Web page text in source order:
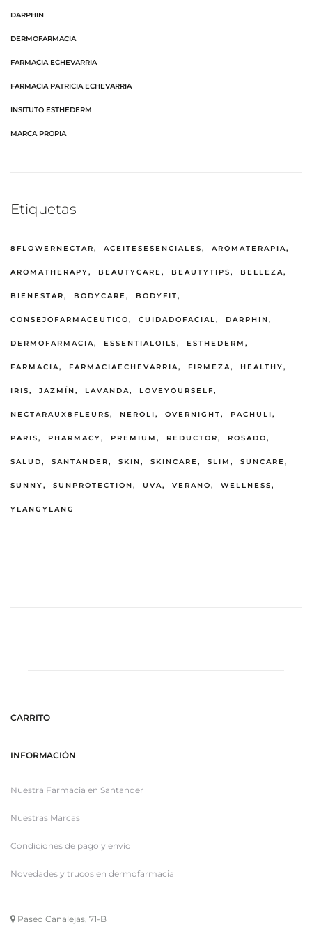
DARPHIN
DERMOFARMACIA
FARMACIA ECHEVARRIA
FARMACIA PATRICIA ECHEVARRIA
INSITUTO ESTHEDERM
MARCA PROPIA
Etiquetas
8FLOWERNECTAR ACEITESESENCIALES AROMATERAPIA
AROMATHERAPY BEAUTYCARE BEAUTYTIPS BELLEZA
BIENESTAR BODYCARE BODYFIT
CONSEJOFARMACEUTICO CUIDADOFACIAL DARPHIN
DERMOFARMACIA ESSENTIALOILS ESTHEDERM
FARMACIA FARMACIAECHEVARRIA FIRMEZA HEALTHY
IRIS JAZMÍN LAVANDA LOVEYOURSELF
NECTARAUX8FLEURS NEROLI OVERNIGHT PACHULI
PARIS PHARMACY PREMIUM REDUCTOR ROSADO
SALUD SANTANDER SKIN SKINCARE SLIM SUNCARE
SUNNY SUNPROTECTION UVA VERANO WELLNESS
YLANGYLANG
CARRITO
INFORMACIÓN
Nuestra Farmacia en Santander
Nuestras Marcas
Condiciones de pago y envío
Novedades y trucos en dermofarmacia
Paseo Canalejas, 71-B